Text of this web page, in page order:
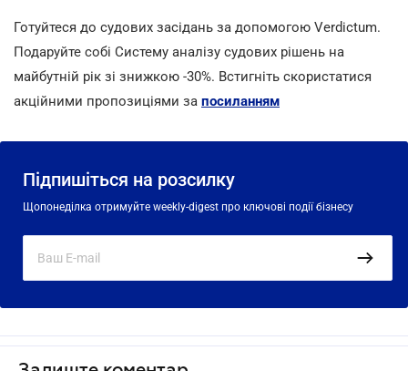
Готуйтеся до судових засідань за допомогою Verdictum.
Подаруйте собі Систему аналізу судових рішень на
майбутній рік зі знижкою -30%. Встигніть скористатися
акційними пропозиціями за посиланням
Підпишіться на розсилку
Щопонеділка отримуйте weekly-digest про ключові події бізнесу